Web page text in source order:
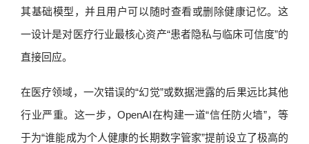
其基础模型，并且用户可以随时查看或删除健康记忆。这
一设计是对医疗行业最核心资产“患者隐私与临床可信度”的
直接回应。
在医疗领域，一次错误的“幻觉”或数据泄露的后果远比其他
行业严重。这一步，OpenAI在构建一道“信任防火墙”，等
于为“谁能成为个人健康的长期数字管家”提前设立了极高的